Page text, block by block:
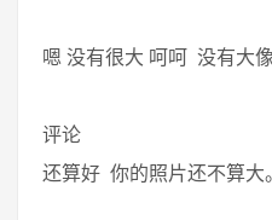
嗯 没有很大 呵呵 没有大
评论
还算好 你的照片还不算大